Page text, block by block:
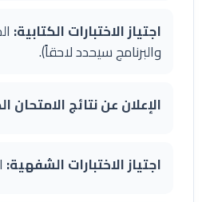
اجتياز الاختبارات الكتابية:
والبرنامج سيحدد لاحقاً).
الإعلان عن نتائج الامتحان
اجتياز الاختبارات الشفهية: